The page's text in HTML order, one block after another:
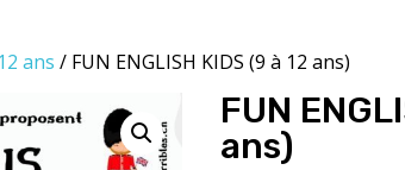
ans / FUN ENGLISH KIDS (9 à 12 ans)
FUN
ans)